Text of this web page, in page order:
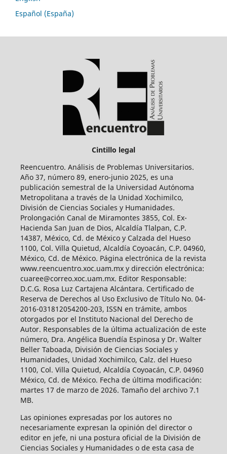
Español (España)
Cintillo legal
Reencuentro. Análisis de Problemas Universitarios.
Año 37, número 89, enero-junio 2025, es una
publicación semestral de la Universidad Autónoma
Metropolitana a través de la Unidad Xochimilco,
División de Ciencias Sociales y Humanidades.
Prolongación Canal de Miramontes 3855, Col. Ex-
Hacienda San Juan de Dios, Alcaldía Tlalpan, C.P.
14387, México, Cd. de México y Calzada del Hueso
1100, Col. Villa Quietud, Alcaldía Coyoacán, C.P. 04960,
México, Cd. de México. Página electrónica de la revista
www.reencuentro.xoc.uam.mx y dirección electrónica:
cuaree@correo.xoc.uam.mx. Editor Responsable:
D.C.G. Rosa Luz Cartajena Alcántara. Certificado de
Reserva de Derechos al Uso Exclusivo de Título No. 04-
2016-031812054200-203, ISSN en trámite, ambos
otorgados por el Instituto Nacional del Derecho de
Autor. Responsables de la última actualización de este
número, Dra. Angélica Buendía Espinosa y Dr. Walter
Beller Taboada, División de Ciencias Sociales y
Humanidades, Unidad Xochimilco, Calz. del Hueso
1100, Col. Villa Quietud, Alcaldía Coyoacán, C.P. 04960
México, Cd. de México. Fecha de última modificación:
martes 17 de marzo de 2026. Tamaño del archivo 7.1
MB.
Las opiniones expresadas por los autores no
necesariamente expresan la opinión del director o
editor en jefe, ni una postura oficial de la División de
Ciencias Sociales y Humanidades o de esta casa de